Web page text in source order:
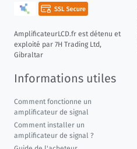
AmplificateurLCD.fr est détenu et
exploité par 7H Trading Ltd,
Gibraltar
Informations utiles
Comment fonctionne un
amplificateur de signal
Comment installer un
amplificateur de signal ?